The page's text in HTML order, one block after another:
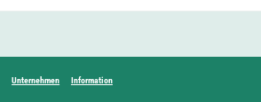
Unternehmen Information